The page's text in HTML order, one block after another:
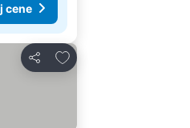
cene
Deli
Dodati u favorite